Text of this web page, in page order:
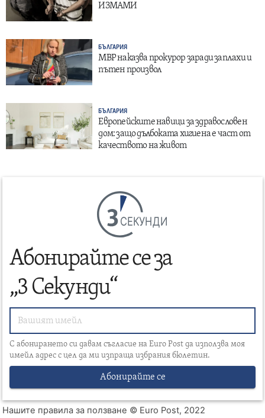
ИЗМАМИ
БЪЛГАРИЯ
МВР наказва прокурор заради заплахи и
пътен произвол
БЪЛГАРИЯ
Европейските навици за здравословен
дом: защо дълбоката хигиена е част от
качеството на живот
СЕКУНДИ
Абонирайте се за
„3 Секунди“
С абонирането си давам съгласие на Euro Post да използва моя
имейл адрес с цел да ми изпраща избрания бюлетин.
Абонирайте се
Нашите правила за ползване © Euro Post, 2022